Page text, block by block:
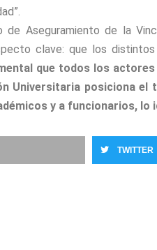
de Aseguramiento de la
clave: que los
que todos los
Universitaria posiciona
y a funcionarios, lo
TWITTER